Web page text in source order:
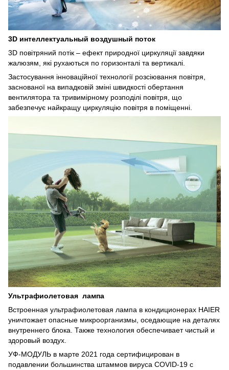
3D интеллектуальный воздушный поток
3D повітряний потік – ефект природної циркуляції завдяки
жалюзям, які рухаються по горизонталі та вертикалі.
Застосування інноваційної технології розсіювання повітря,
заснованої на випадковій зміні швидкості обертання
вентилятора та тривимірному розподілі повітря, що
забезпечує найкращу циркуляцію повітря в поміщенні.
Ультрафиолетовая лампа
Встроенная ультрафиолетовая лампа в кондиционерах HAIER
уничтожает опасные микроорганизмы, оседающие на деталях
внутреннего блока. Также технология обеспечивает чистый и
здоровый воздух.
УФ-МОДУЛЬ в марте 2021 года сертифицирован в
подавлении большинства штаммов вируса COVID-19 с